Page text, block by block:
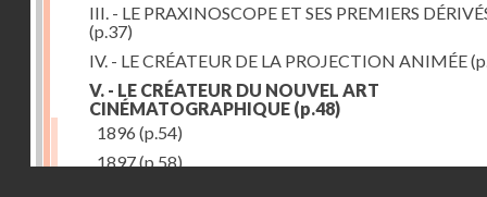
III. - LE PRAXINOSCOPE ET SES PREMIERS
(p.37)
IV. - LE CRÉATEUR DE LA PROJECTION ANIMÉE
V. - LE CRÉATEUR DU NOUVEL ART
CINÉMATOGRAPHIQUE (p.48)
1896 (p.54)
1897(p.58)